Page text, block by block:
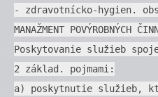
- zdravotnícko-hygien.
MANAŽMENT POVÝROBNÝCH
Poskytovanie služieb
2 základ. pojmami:
a) poskytnutie služieb,